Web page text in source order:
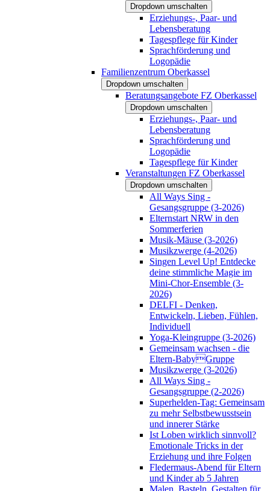
Dropdown umschalten
Erziehungs-, Paar- und
Lebensberatung
Tagespflege für Kinder
Sprachförderung und
Logopädie
Familienzentrum Oberkassel
Dropdown umschalten
Beratungsangebote FZ Oberkassel
Dropdown umschalten
Erziehungs-, Paar- und
Lebensberatung
Sprachförderung und
Logopädie
Tagespflege für Kinder
Veranstaltungen FZ Oberkassel
Dropdown umschalten
All Ways Sing -
Gesangsgruppe (3-2026)
Elternstart NRW in den
Sommerferien
Musik-Mäuse (3-2026)
Musikzwerge (4-2026)
Singen Level Up! Entdecke
deine stimmliche Magie im
Mini-Chor-Ensemble (3-
2026)
DELFI - Denken,
Entwickeln, Lieben, Fühlen,
Individuell
Yoga-Kleingruppe (3-2026)
Gemeinsam wachsen - die
Eltern-BabyGruppe
Musikzwerge (3-2026)
All Ways Sing -
Gesangsgruppe (2-2026)
Superhelden-Tag: Gemeinsam
zu mehr Selbstbewusstsein
und innerer Stärke
Ist Loben wirklich sinnvoll?
Emotionale Tricks in der
Erziehung und ihre Folgen
Fledermaus-Abend für Eltern
und Kinder ab 5 Jahren
Malen, Basteln, Gestalten für